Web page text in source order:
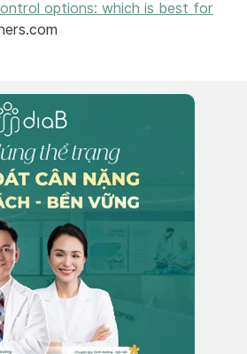
options: which is best for